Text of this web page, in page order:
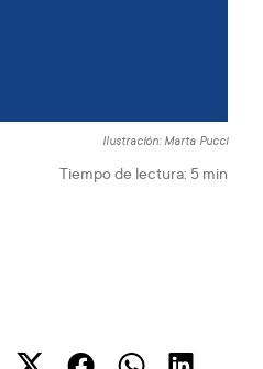
Ilustración: Marta Pucci
Tiempo de lectura: 5 min